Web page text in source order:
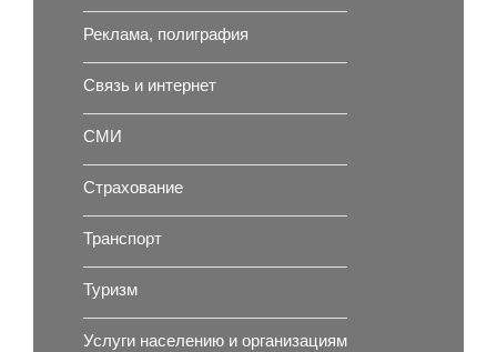
Реклама, полиграфия
Связь и интернет
СМИ
Страхование
Транспорт
Туризм
Услуги населению и организациям